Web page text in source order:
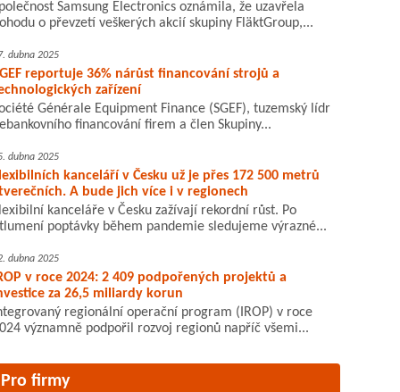
Samsung Electronics oznámila, že uzavřela
o převzetí veškerých akcií skupiny FläktGroup,...
dubna 2025
reportuje 36% nárůst financování strojů a
zařízení
Générale Equipment Finance (SGEF), tuzemský lídr
financování firem a člen Skupiny...
dubna 2025
kanceláří v Česku už je přes 172 500 metrů
A bude jich více i v regionech
kanceláře v Česku zažívají rekordní růst. Po
poptávky během pandemie sledujeme výrazné...
dubna 2025
v roce 2024: 2 409 podpořených projektů a
za 26,5 miliardy korun
regionální operační program (IROP) v roce
významně podpořil rozvoj regionů napříč všemi...
Pro firmy